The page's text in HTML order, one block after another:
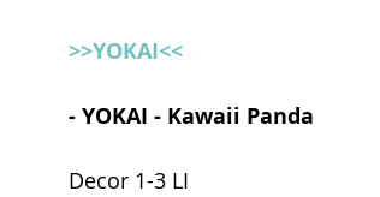
>>YOKAI<<
- YOKAI - Kawaii Panda
Decor 1-3 LI